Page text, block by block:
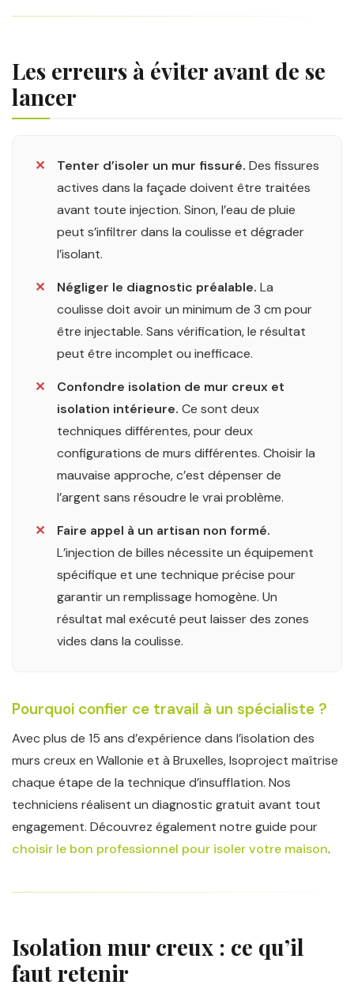
Les erreurs à éviter avant de se
lancer
✕ Tenter d’isoler un mur fissuré. Des fissures
actives dans la façade doivent être traitées
avant toute injection. Sinon, l’eau de pluie
peut s’infiltrer dans la coulisse et dégrader
l’isolant.
✕
Négliger le diagnostic préalable. La
coulisse doit avoir un minimum de 3 cm pour
être injectable. Sans vérification, le résultat
peut être incomplet ou inefficace.
✕
Confondre isolation de mur creux et
isolation intérieure. Ce sont deux
techniques différentes, pour deux
configurations de murs différentes. Choisir la
mauvaise approche, c’est dépenser de
l’argent sans résoudre le vrai problème.
✕
Faire appel à un artisan non formé.
L’injection de billes nécessite un équipement
spécifique et une technique précise pour
garantir un remplissage homogène. Un
résultat mal exécuté peut laisser des zones
vides dans la coulisse.
Pourquoi confier ce travail à un spécialiste ?
Avec plus de 15 ans d’expérience dans l’isolation des
murs creux en Wallonie et à Bruxelles, Isoproject maîtrise
chaque étape de la technique d’insufflation. Nos
techniciens réalisent un diagnostic gratuit avant tout
engagement. Découvrez également notre guide pour
choisir le bon professionnel pour isoler votre maison.
Isolation mur creux : ce qu’il
faut retenir